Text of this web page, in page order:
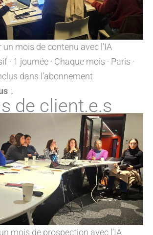
un mois de contenu avec l’IA
· 1 journée · Chaque mois · Paris ·
dans l’abonnement
↓
de client.e.s
mois de prospection avec l’IA